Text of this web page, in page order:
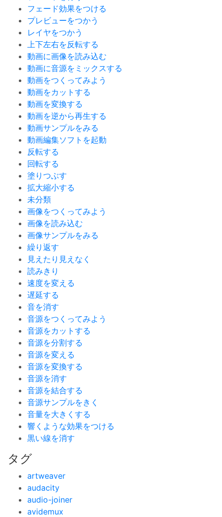
フェード効果をつける
プレビューをつかう
レイヤをつかう
上下左右を反転する
動画に画像を読み込む
動画に音源をミックスする
動画をつくってみよう
動画をカットする
動画を変換する
動画を逆から再生する
動画サンプルをみる
動画編集ソフトを起動
反転する
回転する
塗りつぶす
拡大縮小する
未分類
画像をつくってみよう
画像を読み込む
画像サンプルをみる
繰り返す
見えたり見えなく
読みきり
速度を変える
遅延する
音を消す
音源をつくってみよう
音源をカットする
音源を分割する
音源を変える
音源を変換する
音源を消す
音源を結合する
音源サンプルをきく
音量を大きくする
響くような効果をつける
黒い線を消す
タグ
artweaver
audacity
audio-joiner
avidemux